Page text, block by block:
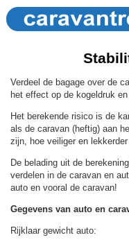
Verdeel de bagage over de
het effect op de kogeldruk
Het berekende risico is de
als de caravan (heftig) aan
zijn, hoe veiliger en
De belading uit de
verdelen in de caravan en
auto en vooral de caravan!
Gegevens van auto en
Rijklaar gewicht auto: